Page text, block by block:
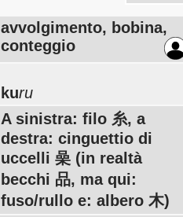
avvolgimento, bobina,
conteggio
kuru
A sinistra: filo 糸, a
destra: cinguettio di
uccelli 喿 (in realtà
becchi 品, ma qui:
fuso/rullo e: albero 木)